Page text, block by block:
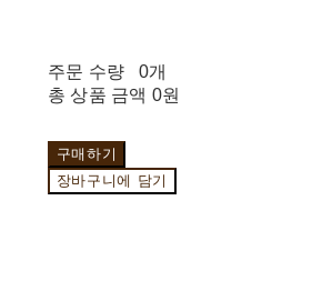
주문 수량
0개
총 상품 금액 0원
구매하기
장바구니에 담기